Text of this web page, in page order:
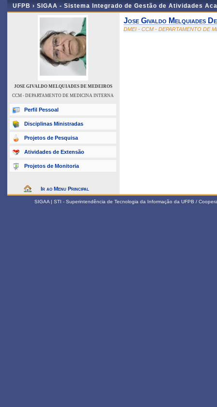
UFPB › SIGAA - Sistema Integrado de Gestão de Atividades
JOSE GIVALDO MELQUIADES DE MEDEIROS
CCM - DEPARTAMENTO DE MEDICINA INTERNA
Perfil Pessoal
Disciplinas Ministradas
Projetos de Pesquisa
Atividades de Extensão
Projetos de Monitoria
Ir ao Menu Principal
Jose Givaldo Melquiades
DMEI - CCM - DEPARTAMENTO DE
SIGAA | STI - Superintendência de Tecnologia da Informação da UFPB /